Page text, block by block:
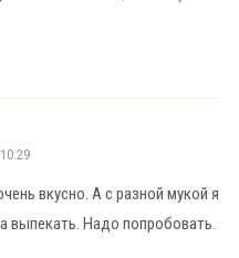
10:29
вкусно. А с разной мукой я
выпекать. Надо попробовать.